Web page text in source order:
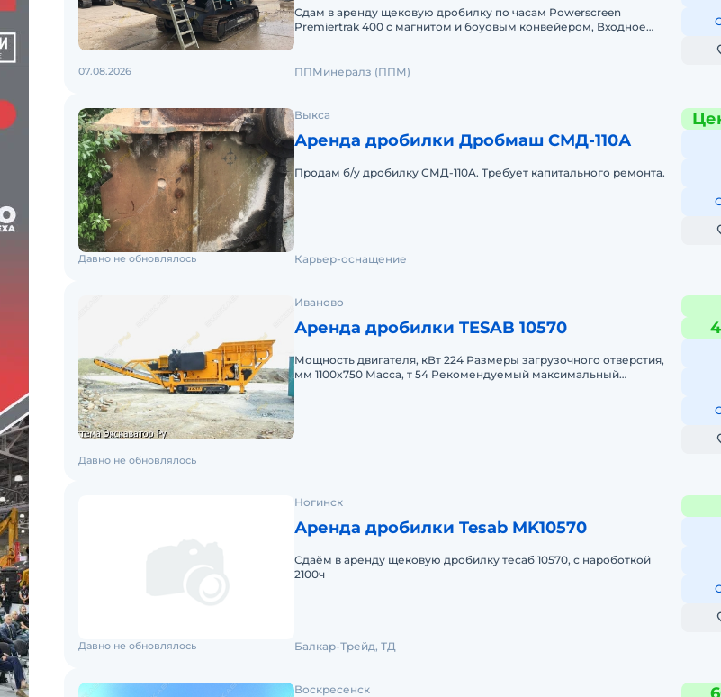
Сдам в аренду щековую дробилку по часам Powerscreen
Premiertrak 400 с магнитом и боуовым конвейером, Входное
07.08.2026 ППМинералз (ППМ)
Выкса
Аренда дробилки Дробмаш СМД-110А
Продам б/у дробилку СМД-110A. Требует капитального ремонта.
Давно не обновлялось Карьер-оснащение
Иваново
Аренда дробилки TESAB 10570
Мощность двигателя, кВт 224 Размеры загрузочного отверстия,
мм 1100x750 Масса, т 54 Рекомендуемый максимальный
Давно не обновлялось
Ногинск
Аренда дробилки Tesab MK10570
Сдаём в аренду щековую дробилку тесаб 10570, с нароботкой
2100ч
Давно не обновлялось Балкар-Трейд, ТД
Воскресенск